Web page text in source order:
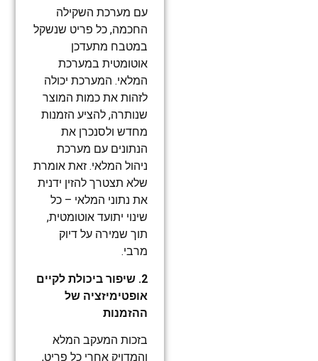
עם מערכת השקילה
החכמה, כל פריט שנשקל
במטבח מתעדכן
אוטומטית במערכת
המלאי. המערכת יכולה
לזהות את כמות המוצר
שנותרה, להציע הזמנות
מחדש ולסנכרן את
הנתונים עם מערכת
ניהול המלאי. זאת אומרת
שלא תצטרך להזין ידנית
את נתוני המלאי – כל
שינוי יתועד אוטומטית,
תוך שמירה על דיוק
מרבי.
2. שיפור ביכולת לקיים
אופטימיזציה של
ההזמנות
בזכות המעקב המלא
והמדויק אחרי כל פריט,